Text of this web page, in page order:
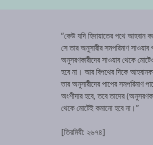
“কেউ যদি হিদায়াতের পথে আহবান
সে তার অনুসারীর সমপরিমাণ সাওয়াব
অনুসরণকারীদের সাওয়াব থেকে
হবে না। আর বিপথের দিকে
তার অনুসারীদের পাপের সমপরিমাণ
অংশীদার হবে, তবে তাদের
থেকে মোটেই কমানো হবে না।”
[তিরমিযী: ২৬৭৪]